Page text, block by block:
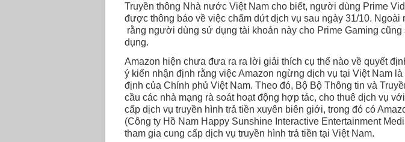
Truyền thông Nhà nước Việt Nam cho biết, người dùng Prime
được thông báo về việc chấm dứt dịch vụ sau ngày 31/10. Ngoài
rằng người dùng sử dụng tài khoản này cho Prime Gaming
dụng.
Amazon hiện chưa đưa ra ra lời giải thích cụ thể nào về quyết
ý kiến nhận định rằng việc Amazon ngừng dịch vụ tại Việt Nam
định của Chính phủ Việt Nam. Theo đó, Bộ Bộ Thông tin và
cầu các nhà mạng rà soát hoạt động hợp tác, cho thuê dịch vụ
cấp dịch vụ truyền hình trả tiền xuyên biên giới, trong đó có
(Công ty Hồ Nam Happy Sunshine Interactive Entertainment
tham gia cung cấp dịch vụ truyền hình trả tiền tại Việt Nam.